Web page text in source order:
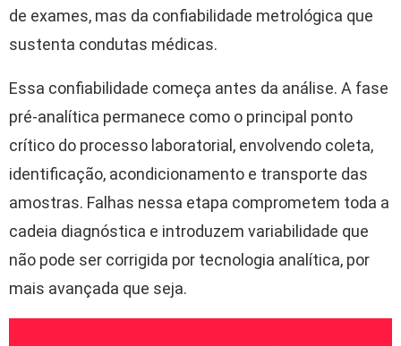
de exames, mas da confiabilidade metrológica que
sustenta condutas médicas.
Essa confiabilidade começa antes da análise. A fase
pré-analítica permanece como o principal ponto
crítico do processo laboratorial, envolvendo coleta,
identificação, acondicionamento e transporte das
amostras. Falhas nessa etapa comprometem toda a
cadeia diagnóstica e introduzem variabilidade que
não pode ser corrigida por tecnologia analítica, por
mais avançada que seja.